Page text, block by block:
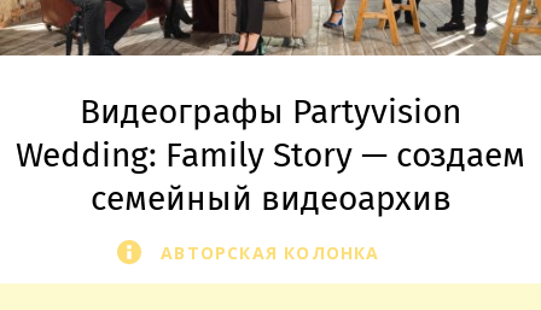
Видеографы Partyvision
Wedding: Family Story — создаем
семейный видеоархив
АВТОРСКАЯ КОЛОНКА